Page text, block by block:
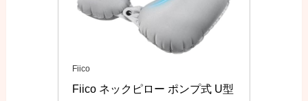
Fiico
Fiico ネックピロー ポンプ式 U型